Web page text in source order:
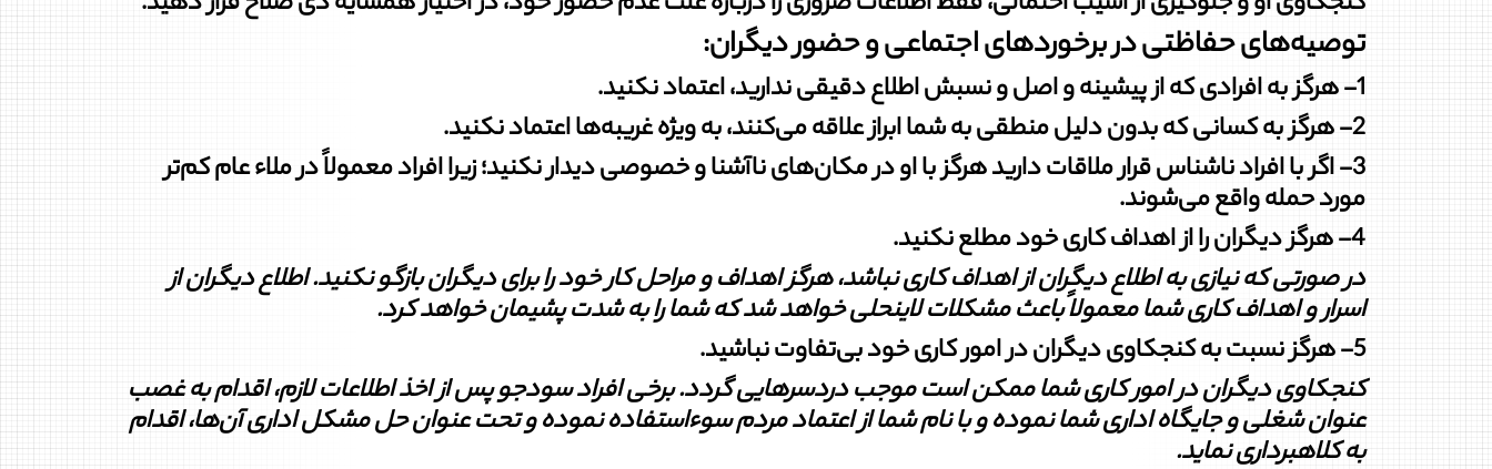
توصیه‌های حفاظتی در برخوردهای اجتماعی و حضور دیگران:
1- هرگز به افرادی که از پیشینه و اصل و نسبش اطلاع دقیقی ندارید، اعتماد نکنید.
2- هرگز به کسانی که بدون دلیل منطقی به شما ابراز علاقه می‌کنند، به ویژه غریبه‌ها اعتماد نکنید.
3- اگر با افراد ناشناس قرار ملاقات دارید هرگز با او در مکان‌های ناآشنا و خصوصی دیدار نکنید؛ زیرا افراد معمولاً در ملاء عام کم‌تر
مورد حمله واقع می‌شوند.
4- هرگز دیگران را از اهداف کاری خود مطلع نکنید.
در صورتی که نیازی به اطلاع دیگران از اهداف کاری نباشد، هرگز اهداف و مراحلکار خود را برای دیگران بازگو نکنید. اطلاع دیگران از
اسرار و اهداف کاری شمامعمولاً باعث مشکلات لاینحلی خواهد شد که شما را به ‏شدت پشیمان خواهد کرد.
5- هرگز نسبت به کنجکاوی دیگران در امور کاری خود بی‌تفاوت نباشید.
کنجکاوی دیگران در امور کاری شما ممکن است موجب دردسرهایی گردد. برخی افرادسودجو پس از اخذ اطلاعات لازم، اقدام به غصب
عنوان شغلی و جایگاه اداری شما نموده وبا نام شما از اعتماد مردم سوءاستفاده نموده و تحت عنوان حل مشکل اداری آن‌ها،اقدام
به کلاهبرداری نماید.